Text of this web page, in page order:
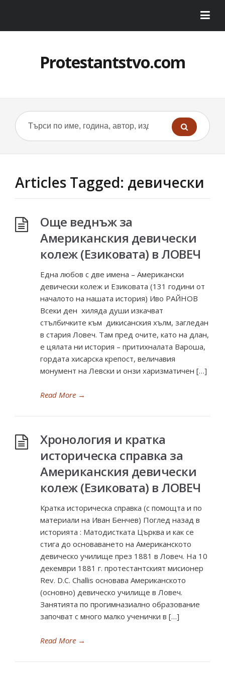
Protestantstvo.com
Articles Tagged: девически
Още веднъж за
Американския девически
колеж (Езиковата) в ЛОВЕЧ
Една любов с две имена – Американски
девически колеж и Езиковата (131 години от
началото на нашата история) Иво РАЙНОВ
Всеки ден хиляда души изкачват
стълбичките към дикисанския хълм, загледан
в стария Ловеч. Там пред очите, като на длан,
е цялата ни история – притихналата Вароша,
гордата хисарска крепост, величавия
монумент на Левски и онзи харизматичен […]
Read More →
Хронология и кратка
историческа справка за
Американския девически
колеж (Езиковата) в ЛОВЕЧ
Кратка историческа справка (с помощта и по
материали на Иван Бенчев) Поглед назад в
историята : Матодистката Църква и как се
стига до основаването на Американското
девическо училище през 1881 в Ловеч. На 10
декември 1881 г. протестантският мисионер
Rev. D.C. Challis основава Американското
(основно) девическо училище в Ловеч.
Занятията по прогимназиално образование
започват с много малко ученички в […]
Read More →